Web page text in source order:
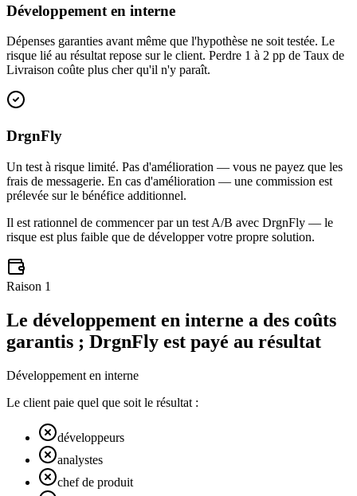
Développement en interne
Dépenses garanties avant même que l'hypothèse ne soit testée. Le
risque lié au résultat repose sur le client. Perdre 1 à 2 pp de Taux de
Livraison coûte plus cher qu'il n'y paraît.
DrgnFly
Un test à risque limité. Pas d'amélioration — vous ne payez que les
frais de messagerie. En cas d'amélioration — une commission est
prélevée sur le bénéfice additionnel.
Il est rationnel de commencer par un test A/B avec DrgnFly — le
risque est plus faible que de développer votre propre solution.
Raison 1
Le développement en interne a des coûts
garantis ; DrgnFly est payé au résultat
Développement en interne
Le client paie quel que soit le résultat :
développeurs
analystes
chef de produit